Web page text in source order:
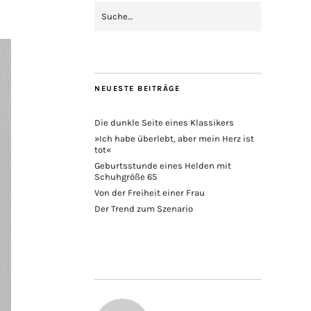
NEUESTE BEITRÄGE
Die dunkle Seite eines Klassikers
»Ich habe überlebt, aber mein Herz ist
tot«
Geburtsstunde eines Helden mit
Schuhgröße 65
Von der Freiheit einer Frau
Der Trend zum Szenario